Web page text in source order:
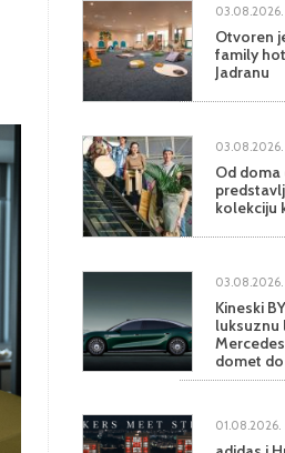
03.08.2026.
Otvoren
family
Jadranu
03.08.2026.
Od doma
kolekciju
03.08.2026.
Kineski
luksuznu
domet
01.08.2026.